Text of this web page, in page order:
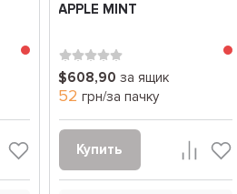
APPLE MINT
$608,90 за ящик
52 грн/за пачку
Купить